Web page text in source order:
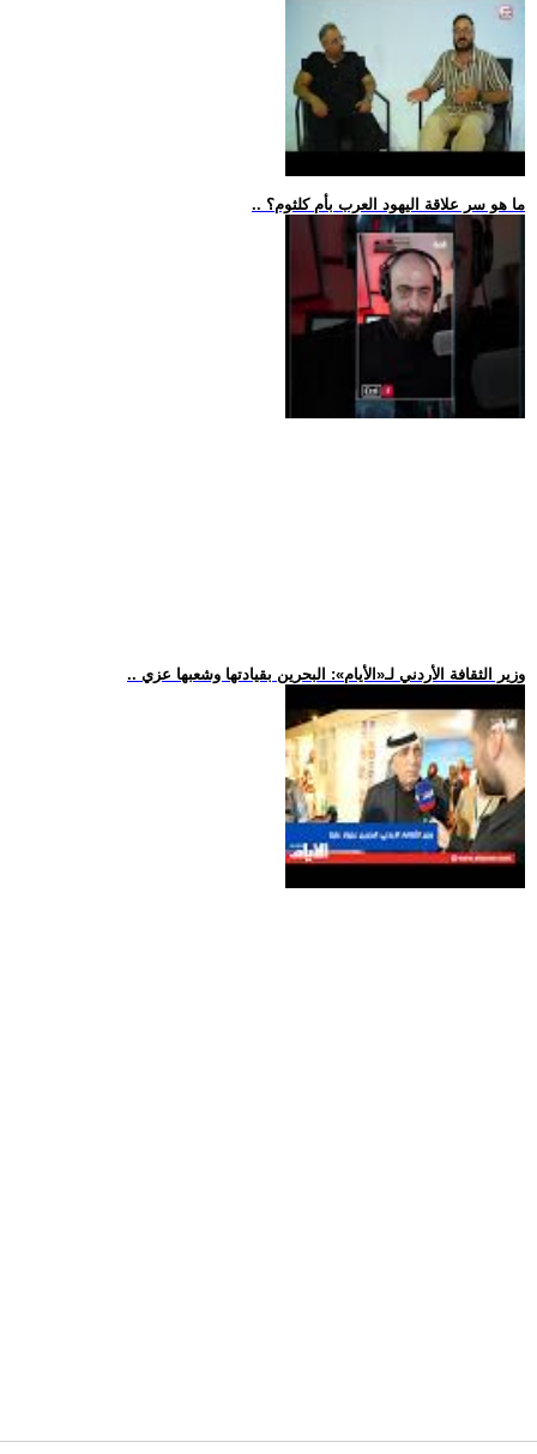
.. ما هو سر علاقة اليهود العرب بأم كلثوم؟
.. وزير الثقافة الأردني لـ«الأيام»: البحرين بقيادتها وشعبها عزي